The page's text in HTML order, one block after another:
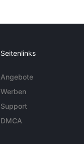
Seitenlinks
Angebote
Werben
Support
DMCA